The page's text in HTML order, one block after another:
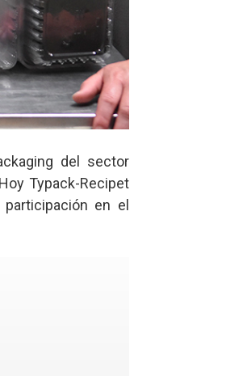
del sector
Typack-Recipet
en el